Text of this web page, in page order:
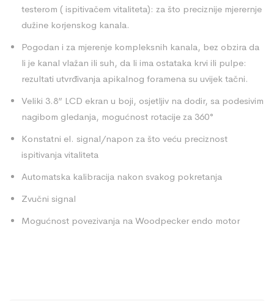
testerom ( ispitivačem vitaliteta): za što preciznije mjerernje
dužine korjenskog kanala.
Pogodan i za mjerenje kompleksnih kanala, bez obzira da
li je kanal vlažan ili suh, da li ima ostataka krvi ili pulpe:
rezultati utvrđivanja apikalnog foramena su uvijek tačni.
Veliki 3.8” LCD ekran u boji, osjetljiv na dodir, sa podesivim
nagibom gledanja, mogućnost rotacije za 360°
Konstatni el. signal/napon za što veću preciznost
ispitivanja vitaliteta
Automatska kalibracija nakon svakog pokretanja
Zvučni signal
Mogućnost povezivanja na Woodpecker endo motor